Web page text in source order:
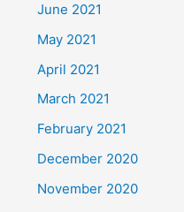
June 2021
May 2021
April 2021
March 2021
February 2021
December 2020
November 2020